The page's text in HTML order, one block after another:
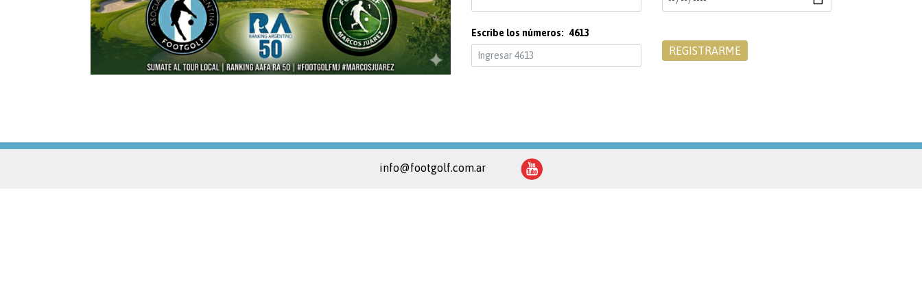
Escribe los números: 4613
info@footgolf.com.ar